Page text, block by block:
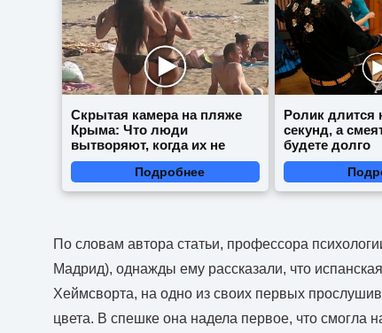
Скрытая камера на пляже
Крыма: Что люди
вытворяют, когда их не
видят...
Подробнее
Ролик длится
секунд, а
будете долго
По словам автора статьи, профессора
Мадрид), однажды ему рассказали, что
Хеймсворта, на одно из своих первых
цвета. В спешке она надела первое, что